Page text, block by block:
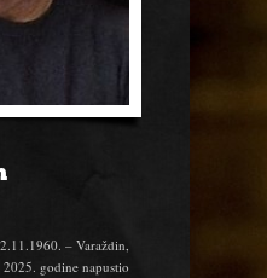
– Varaždin,
godine napustio